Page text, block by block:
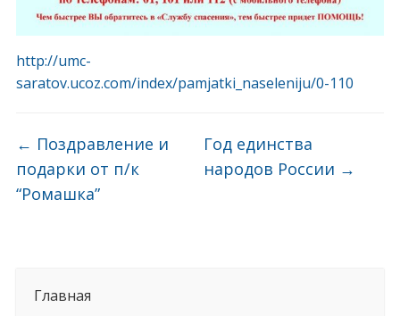
Главная
http://umc-
saratov.ucoz.com/index/pamjatki_naseleniju/0-110
← Поздравление и
подарки от п/к
“Ромашка”
Год единства
народов России →